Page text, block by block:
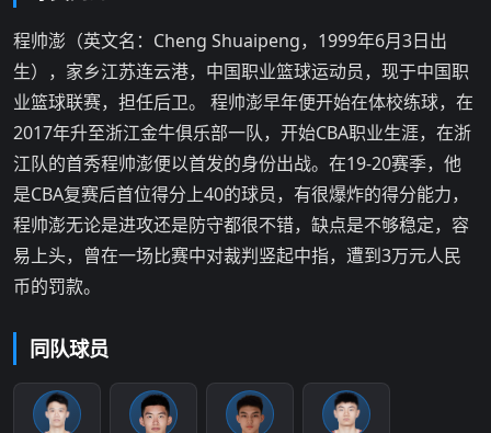
程帅澎（英文名：Cheng Shuaipeng，1999年6月3日出
生），家乡江苏连云港，中国职业篮球运动员，现于中国职
业篮球联赛，担任后卫。 程帅澎早年便开始在体校练球，在
2017年升至浙江金牛俱乐部一队，开始CBA职业生涯，在浙
江队的首秀程帅澎便以首发的身份出战。在19-20赛季，他
是CBA复赛后首位得分上40的球员，有很爆炸的得分能力，
程帅澎无论是进攻还是防守都很不错，缺点是不够稳定，容
易上头，曾在一场比赛中对裁判竖起中指，遭到3万元人民
币的罚款。
同队球员